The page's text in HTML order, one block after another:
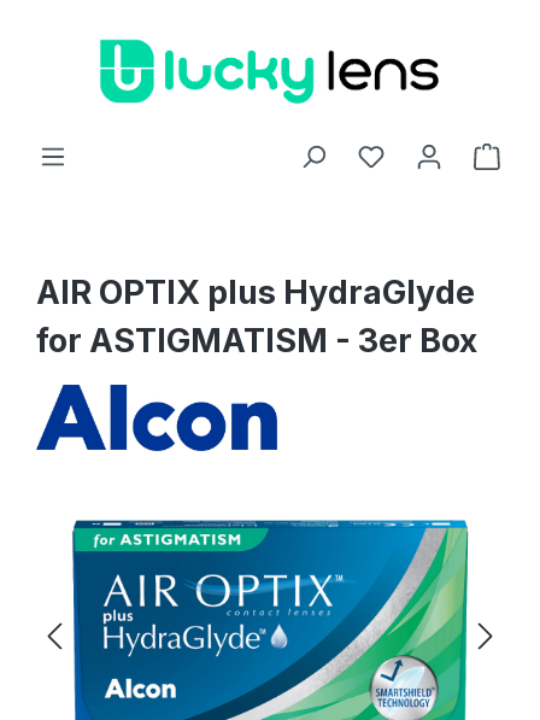
AIR OPTIX plus HydraGlyde
for ASTIGMATISM - 3er Box